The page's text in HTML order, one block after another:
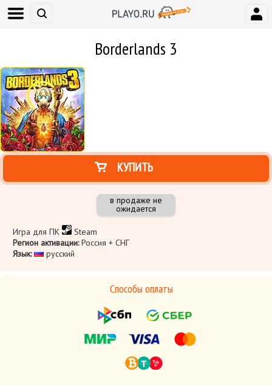
Borderlands 3
КУПИТЬ
в продаже не
ожидается
Игра для ПК
Steam
Регион активации:Россия + СНГ
Язык:
русский
Способы оплаты